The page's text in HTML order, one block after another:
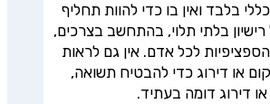
בלבד ואין בו כדי להוות תחליף
בלתי תלוי, בהתחשב בצרכים,
הספציפיות לכל אדם. אין גם לראות
או דירוג כדי להבטיח תשואה,
דירוג דומה בעתיד.